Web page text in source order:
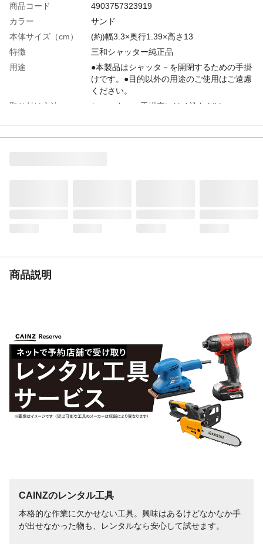
商品コード
4903757323919
カラー
サンド
本体サイズ（cm）
(約)幅3.3×奥行1.39×高さ13
特徴
三和シャッター純正品
用途
●本製品はシャッタ－を開閉するための手掛
けです。●目的以外の用途のご使用はご遠慮
ください。
取り付け方法
シャッターの手掛穴にはめ込むだけ
材質
ABS
重量
●本体重量(約)9.8g●梱包重量(約)15.1g
商品説明
CAINZのレンタル工具
本格的な作業に欠かせない工具。興味はあるけどなかなか手
が出せなかった物も、レンタルなら安心して試せます。